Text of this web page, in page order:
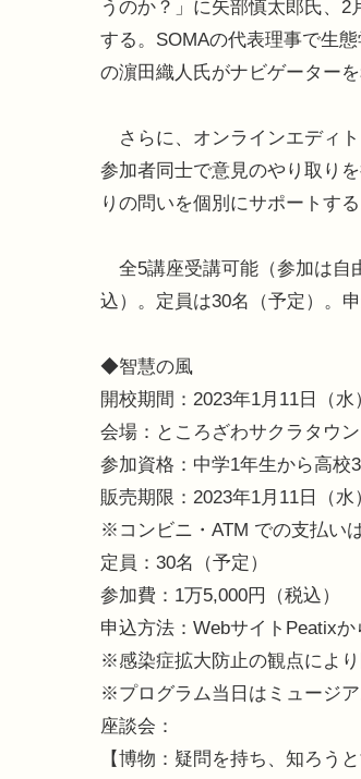
うのか？」に矢部慎太郎氏、
する。SOMAの代表理事で生
の濵田織人氏がナビゲーターを
さらに、オンラインエディト
参加者同士で意見のやり取り
りの問いを個別にサポートす
全5講座受講可能（参加は自
込）。定員は30名（予定）。
◆智慧の風
開校期間：2023年1月11日（
会場：ところざわサクラタウ
参加資格：中学1年生から高校
販売期限：2023年1月11日（水
※コンビニ・ATM での支払い
定員：30名（予定）
参加費：1万5,000円（税込）
申込方法：WebサイトPeatixか
※感染症拡大防止の観点によ
※プログラム当日はミュージア
座談会：
【博物：疑問を持ち、知ろうと